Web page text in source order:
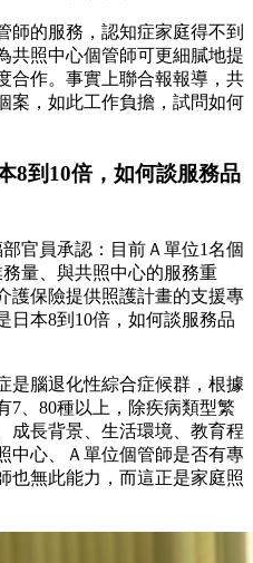
師的服務，認知症家庭得不到
共照中心個管師可更細膩地提
合作。事實上聯合報報導，共
案，如此工作負擔，試問如何
8到10倍，如何談服務品
官員承認：目前Ａ單位1名個
量、與共照中心的服務重
護保險提供照護計畫的支援專
日本8到10倍，如何談服務品
是腦退化性綜合症候群，根據
7、80種以上，除疾病類型繁
成長背景、生活環境、教育程
中心、Ａ單位個管師是否有專
也無此能力，而這正是家庭照